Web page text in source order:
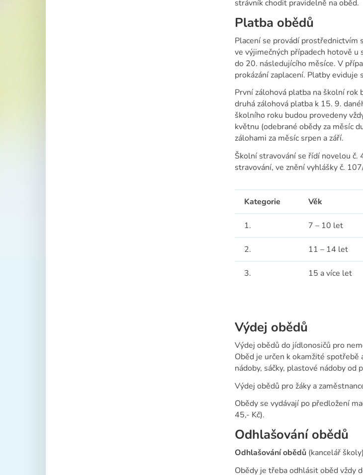
strávník chodit pravidelně na oběd.
Platba obědů
Placení se provádí prostřednictvím
ve výjimečných případech hotově
do 20. následujícího měsíce. V
prokázání zaplacení. Platby eviduje
První zálohová platba na školní rok
druhá zálohová platba k 15. 9.
školního roku budou provedeny
květnu (odebrané obědy za měsíc
zálohami za měsíc srpen a září.
Školní stravování se řídí novelou
stravování, ve znění vyhlášky č.
Kategorie Věk
1. 7 – 10 let
2. 11 – 14 let
3. 15 a více let
Výdej obědů
Výdej obědů do jídlonosičů pro
Oběd je určen k okamžité spotřebě
nádoby, sáčky, plastové nádoby od
Výdej obědů pro žáky a
Obědy se vydávají po předložení
45,- Kč).
Odhlašování obědů
Odhlašování obědů (kancelář
Obědy je třeba odhlásit oběd vždy